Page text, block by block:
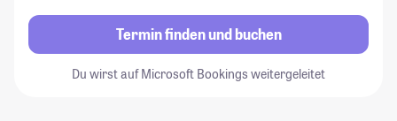
Termin finden und buchen
Du wirst auf Microsoft Bookings weitergeleitet